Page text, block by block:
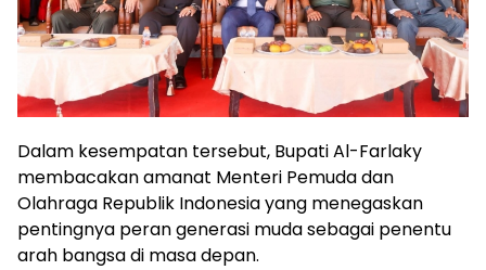
Dalam kesempatan tersebut, Bupati Al-Farlaky
membacakan amanat Menteri Pemuda dan
Olahraga Republik Indonesia yang menegaskan
pentingnya peran generasi muda sebagai penentu
arah bangsa di masa depan.